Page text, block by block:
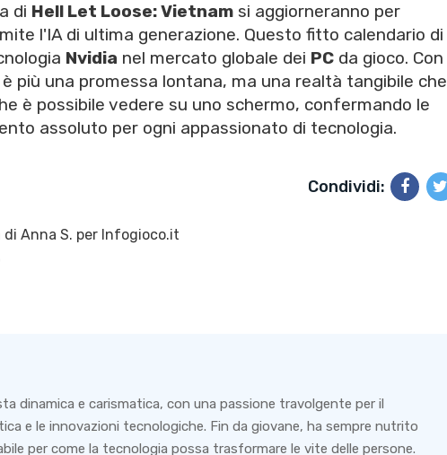
di Hell Let Loose: Vietnam si aggiorneranno per
l'IA di ultima generazione. Questo fitto calendario di
Nvidia nel mercato globale dei PC da gioco. Con
più una promessa lontana, ma una realtà tangibile che
è possibile vedere su uno schermo, confermando le
assoluto per ogni appassionato di tecnologia.
Condividi:
di Anna S. per Infogioco.it
dinamica e carismatica, con una passione travolgente per il
e le innovazioni tecnologiche. Fin da giovane, ha sempre nutrito
per come la tecnologia possa trasformare le vite delle persone.